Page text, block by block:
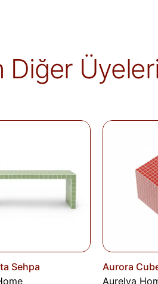
edilen ürünler, iade şartlarına uygun
İade sürecini başlatmak için lütfen
Diğer
Sehpa
Aurora
Aurelya